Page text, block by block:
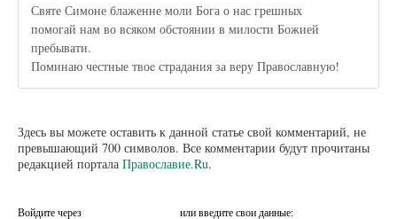
Святе Симоне блаженне моли Бога о нас грешных
помогай нам во всяком обстоянии в милости Божией
пребывати.
Поминаю честные твоe страдания за веру Православную!
Здесь вы можете оставить к данной статье свой комментарий, не
превышающий 700 символов. Все комментарии будут прочитаны
редакцией портала Православие.Ru.
Войдите через или введите свои данные: